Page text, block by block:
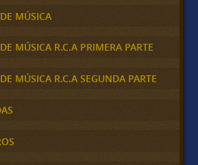
MÚSICA
MÚSICA R.C.A PRIMERA PARTE
MÚSICA R.C.A SEGUNDA PARTE